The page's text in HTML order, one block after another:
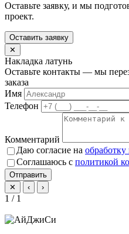
Оставьте заявку, и мы
проект.
Оставить заявку
✕
Накладка латунь
Оставьте контакты — мы
заказа
Имя
Телефон
Комментарий
Даю согласие на
Соглашаюсь с политикой
Отправить
✕
‹ ›
1 / 1